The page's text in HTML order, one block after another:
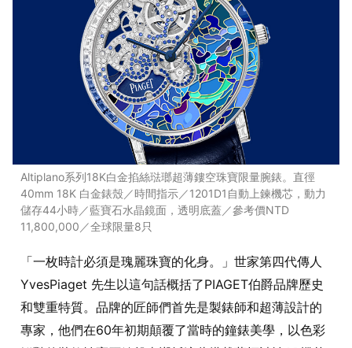
Altiplano系列18K白金掐絲琺瑯超薄鏤空珠寶限量腕錶。直徑
40mm 18K 白金錶殼／時間指示／1201D1自動上鍊機芯，動力
儲存44小時／藍寶石水晶鏡面，透明底蓋／參考價NTD
11,800,000／全球限量8只
「一枚時計必須是瑰麗珠寶的化身。」世家第四代傳人
YvesPiaget 先生以這句話概括了PIAGET伯爵品牌歷史
和雙重特質。品牌的匠師們首先是製錶師和超薄設計的
專家，他們在60年初期顛覆了當時的鐘錶美學，以色彩